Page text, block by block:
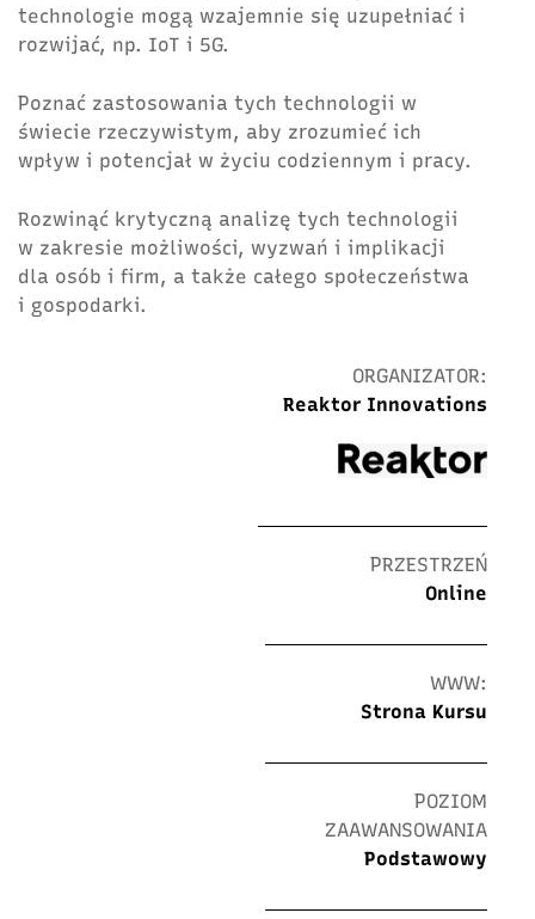
technologie mogą wzajemnie się uzupełniać i
rozwijać, np. IoT i 5G.
Poznać zastosowania tych technologii w
świecie rzeczywistym, aby zrozumieć ich
wpływ i potencjał w życiu codziennym i pracy.
Rozwinąć krytyczną analizę tych technologii
w zakresie możliwości, wyzwań i implikacji
dla osób i firm, a także całego społeczeństwa
i gospodarki.
ORGANIZATOR:
Reaktor Innovations
PRZESTRZEŃ
Online
WWW:
Strona Kursu
POZIOM
ZAAWANSOWANIA
Podstawowy